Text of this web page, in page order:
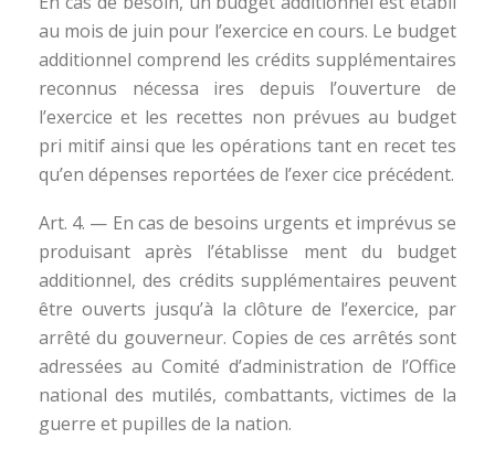
au mois de juin pour l’exercice en cours. Le budget
additionnel comprend les crédits supplémentaires
reconnus nécessa ires depuis l’ouverture de
l’exercice et les recettes non prévues au budget
pri mitif ainsi que les opérations tant en recet tes
qu’en dépenses reportées de l’exer cice précédent.
Art. 4. — En cas de besoins urgents et imprévus se
produisant après l’établisse ment du budget
additionnel, des crédits supplémentaires peuvent
être ouverts jusqu’à la clôture de l’exercice, par
arrêté du gouverneur. Copies de ces arrêtés sont
adressées au Comité d’administration de l’Office
national des mutilés, combattants, victimes de la
guerre et pupilles de la nation.